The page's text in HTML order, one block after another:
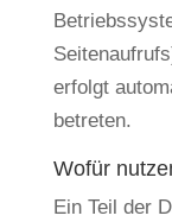
erfolgt
betreten.
Wofür
Ein Teil der